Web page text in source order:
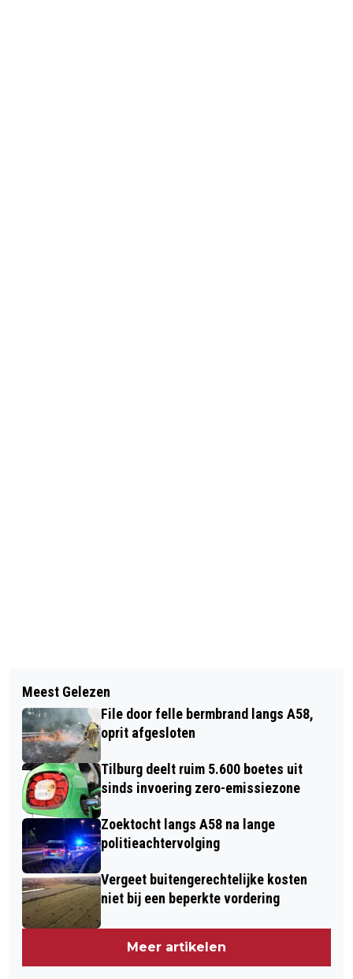
WEERONLINE: 2025 IN TOP VIER
WARMSTE ZOMERS OOIT GEMETEN
LIMONADEWESP WEER OP 1 IN
NATIONALE WESPENTELLING
Meest Gelezen
File door felle bermbrand langs A58,
oprit afgesloten
Tilburg deelt ruim 5.600 boetes uit
sinds invoering zero-emissiezone
Zoektocht langs A58 na lange
politieachtervolging
Vergeet buitengerechtelijke kosten
niet bij een beperkte vordering
Meer artikelen